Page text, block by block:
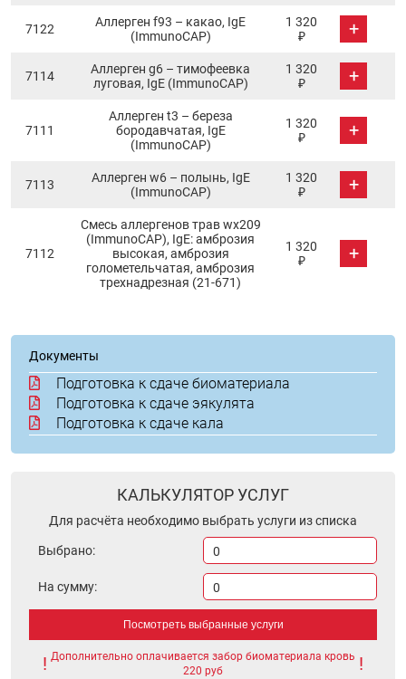
7122
Аллерген f93 – какао, IgE
(ImmunoCAP)
1 320
₽
+
7114
Аллерген g6 – тимофеевка
луговая, IgE (ImmunoCAP)
1 320
₽
+
7111
Аллерген t3 – береза
бородавчатая, IgE
(ImmunoCAP)
1 320
₽
+
7113
Аллерген w6 – полынь, IgE
(ImmunoCAP)
1 320
₽
+
7112
Смесь аллергенов трав wx209
(ImmunoCAP), IgE: амброзия
высокая, амброзия
голометельчатая, амброзия
трехнадрезная (21-671)
1 320
₽
+
Документы
Подготовка к сдаче биоматериала
Подготовка к сдаче эякулята
Подготовка к сдаче кала
КАЛЬКУЛЯТОР УСЛУГ
Для расчёта необходимо выбрать услуги из списка
Выбрано: 0
На сумму: 0
Посмотреть выбранные услуги
Дополнительно оплачивается забор биоматериала кровь
220 руб